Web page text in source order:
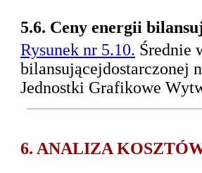
5.6. Ceny energii
Rysunek nr 5.10. Średnie
bilansującejdostarczonej
Jednostki Grafikowe
6. ANALIZA